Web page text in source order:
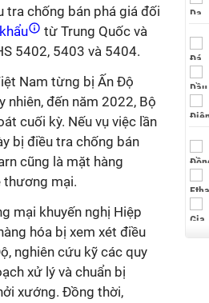
tra chống bán phá giá đối
từ Trung Quốc và
5402, 5403 và 5404.
Nam từng bị Ấn Độ
nhiên, đến năm 2022, Bộ
cuối kỳ. Nếu vụ việc lần
bị điều tra chống bán
cũng là mặt hàng
thương mại.
mại khuyến nghị Hiệp
hóa bị xem xét điều
nghiên cứu kỹ các quy
xử lý và chuẩn bị
xướng. Đồng thời,